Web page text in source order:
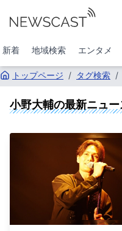
新着 地域検索 エンタメ
トップページ / タグ検索 /
小野大輔の最新ニュー